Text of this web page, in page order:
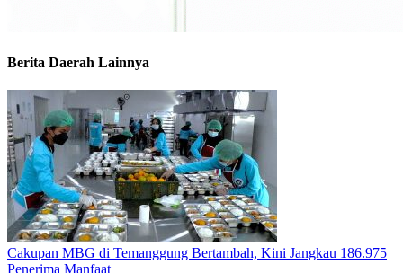
Berita Daerah Lainnya
Cakupan MBG di Temanggung Bertambah, Kini Jangkau 186.975
Penerima Manfaat